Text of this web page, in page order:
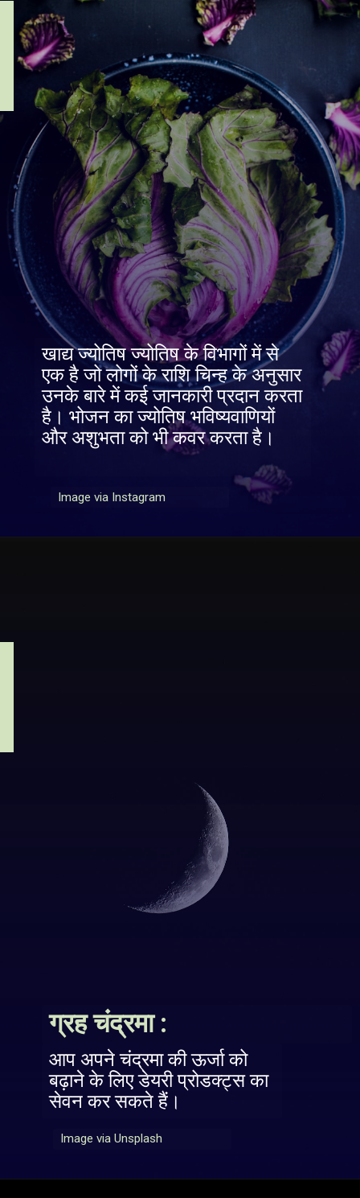
खाद्य ज्योतिष ज्योतिष के विभागों में से
एक है जो लोगों के राशि चिन्ह के अनुसार
उनके बारे में कई जानकारी प्रदान करता
है। भोजन का ज्योतिष भविष्यवाणियों
और अशुभता को भी कवर करता है।
Image via Instagram
Image via Unsplash
आप अपने चंद्रमा की ऊर्जा को
बढ़ाने के लिए डेयरी प्रोडक्ट्स का
सेवन कर सकते हैं।
ग्रह चंद्रमा :